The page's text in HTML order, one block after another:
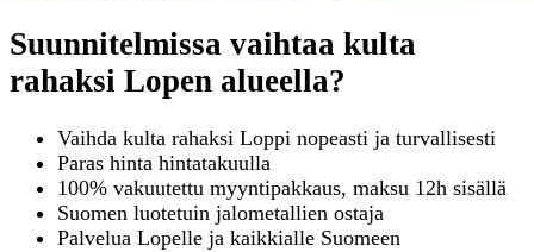
Suunnitelmissa vaihtaa kulta
rahaksi Lopen alueella?
Vaihda kulta rahaksi Loppi nopeasti ja turvallisesti
Paras hinta hintatakuulla
100% vakuutettu myyntipakkaus, maksu 12h sisällä
Suomen luotetuin jalometallien ostaja
Palvelua Lopelle ja kaikkialle Suomeen